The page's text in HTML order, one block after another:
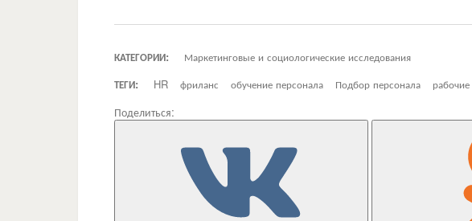
КАТЕГОРИИ:
Маркетинговые и социологические исследования
ТЕГИ:
HR фриланс обучение персонала Подбор персонала
Поделиться: